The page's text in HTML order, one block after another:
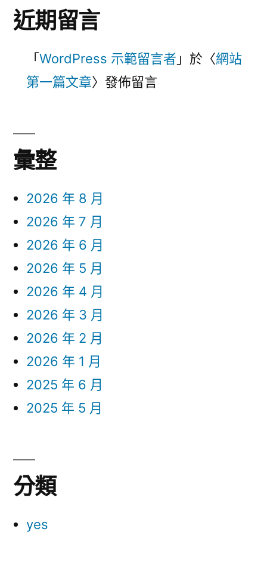
近期留言
「 WordPress 示範留言者 」於〈網站
第一篇文章〉發佈留言
彙整
2026 年 8 月
2026 年 7 月
2026 年 6 月
2026 年 5 月
2026 年 4 月
2026 年 3 月
2026 年 2 月
2026 年 1 月
2025 年 6 月
2025 年 5 月
分類
yes